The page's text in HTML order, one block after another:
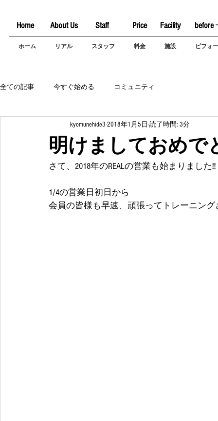
Home About Us Staff Price Facility before
ホーム リアル スタッフ 料金 施設 ビフォ
全ての記事 今すぐ始める コミュニティ
明けましておめで
kyomunehide3 2018年1月5日 読了時間: 3分
さて、2018年のREALの営業も始まりました‼
1/4の営業日初日から
会員の皆様も早速、頑張ってトレーニン